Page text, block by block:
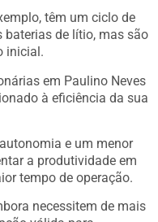
têm um ciclo de
de lítio, mas são
inicial.
em Paulino Neves
à eficiência da sua
e um menor
a produtividade em
tempo de operação.
necessitem de mais